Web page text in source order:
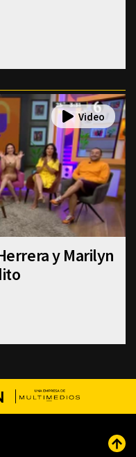
y Marilyn